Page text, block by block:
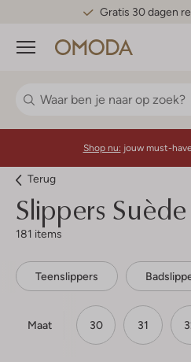
Gratis 30 dagen
Menu
Shop nu: jouw must-
Terug
Slippers Suède
181 items
Teenslippers
Maat 30 31